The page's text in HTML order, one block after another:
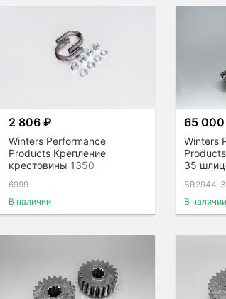
2 806 ₽
Winters Performance
Products Крепление
крестовины 1350
6999
В наличии
65
Winters
35
SR2944-
В наличии